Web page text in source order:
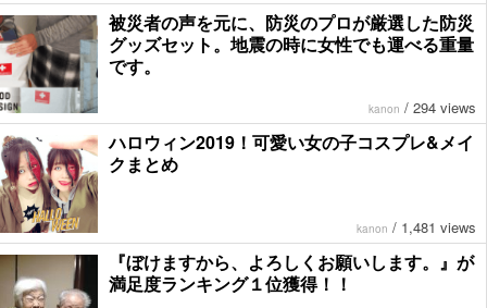
被災者の声を元に、防災のプロが厳選した防災
グッズセット。地震の時に女性でも運べる重量
です。
kanon / 294 views
ハロウィン2019！可愛い女の子コスプレ&メイ
クまとめ
kanon / 1,481 views
『ぼけますから、よろしくお願いします。』が
満足度ランキング１位獲得！！